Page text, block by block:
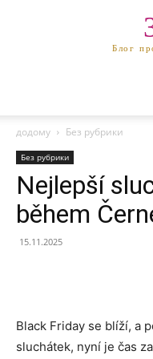
Блог
додому Без рубрики
Без рубрики
Nejlepší
během
15.11.2025
Black Friday se blíží, a
sluchátek, nyní je čas